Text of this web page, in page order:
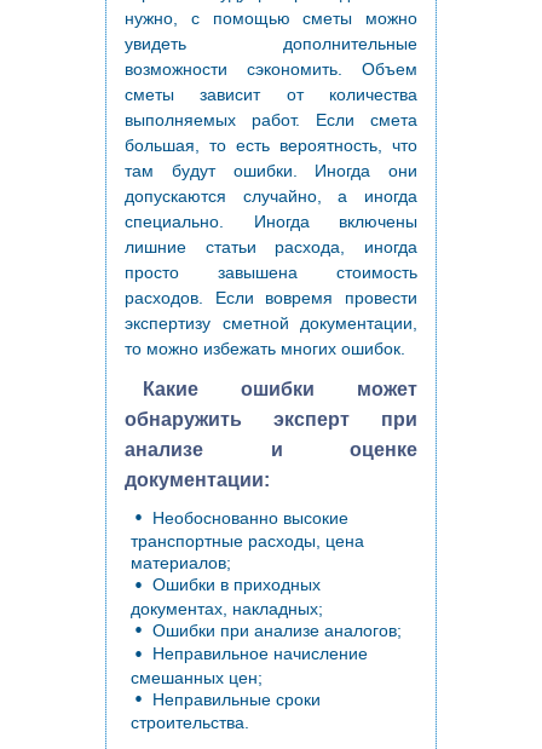
нужно, с помощью сметы можно
увидеть дополнительные
возможности сэкономить. Объем
сметы зависит от количества
выполняемых работ. Если смета
большая, то есть вероятность, что
там будут ошибки. Иногда они
допускаются случайно, а иногда
специально. Иногда включены
лишние статьи расхода, иногда
просто завышена стоимость
расходов. Если вовремя провести
экспертизу сметной документации,
то можно избежать многих ошибок.
Какие ошибки может
обнаружить эксперт при
анализе и оценке
документации:
Необоснованно высокие
транспортные расходы, цена
материалов;
Ошибки в приходных
документах, накладных;
Ошибки при анализе аналогов;
Неправильное начисление
смешанных цен;
Неправильные сроки
строительства.